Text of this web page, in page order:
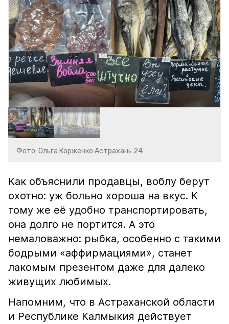
Фото: Ольга Корженко Астрахань 24
Как объяснили продавцы, воблу берут
охотно: уж больно хороша на вкус. К
тому же её удобно транспортировать,
она долго не портится. А это
немаловажно: рыбка, особенно с такими
бодрыми «аффирмациями», станет
лакомым презентом даже для далеко
живущих любимых.
Напомним, что в Астраханской области
и Республике Калмыкия действует